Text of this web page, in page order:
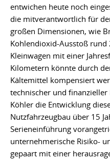
entwichen heute noch
die mitverantwortlich für
großen Dimensionen, wie
Kohlendioxid-Ausstoß
Kleinwagen mit einer
Kilometern könnte durch
Kältemittel kompensiert
technischer und
Köhler die Entwicklung
Nutzfahrzeugbau über 15
Serieneinführung
unternehmerische Risiko-
gepaart mit einer